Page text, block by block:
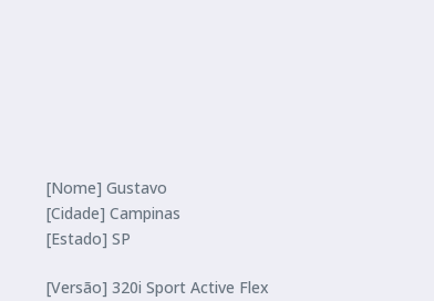
[Nome] Gustavo
[Cidade] Campinas
[Estado] SP
[Versão] 320i Sport Active Flex